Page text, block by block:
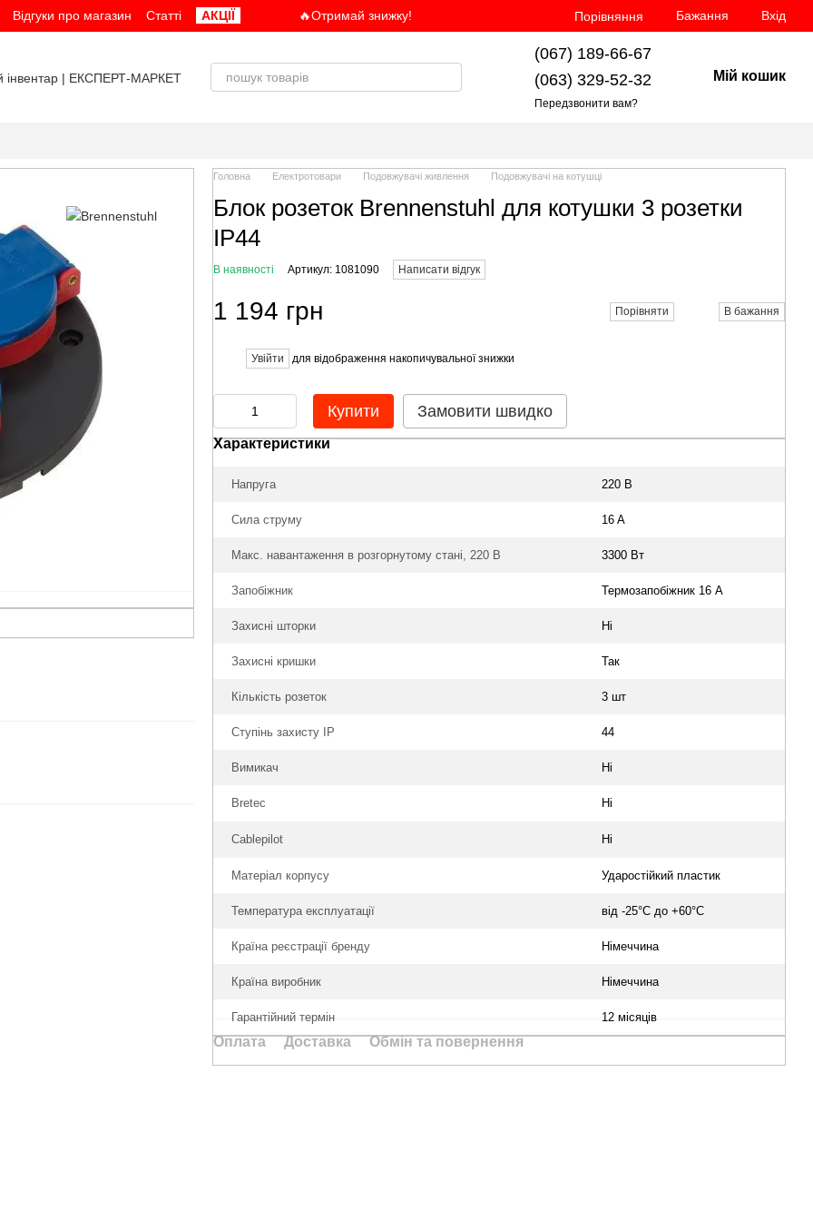
Відгуки про магазин Статті АКЦІЇ 🔥Отримай знижку! Порівняння Бажання Вхід
(067) 189-66-67
(063) 329-52-32
Передзвонити вам?
Мій кошик
Головна Електротовари Подовжувачі живлення Подовжувачі на котушці
Блок розеток Brennenstuhl для котушки 3 розетки
IP44
В наявності Артикул: 1081090 Написати відгук
1 194 грн Порівняти В бажання
Увійти для відображення накопичувальної знижки
Купити Замовити швидко
Характеристики
Напруга 220 В
Сила струму 16 A
Макс. навантаження в розгорнутому стані, 220 В 3300 Вт
Запобіжник Термозапобіжник 16 А
Захисні шторки Ні
Захисні кришки Так
Кількість розеток 3 шт
Ступінь захисту IP 44
Вимикач Ні
Bretec Ні
Cablepilot Ні
Матерiал корпусу Ударостійкий пластик
Температура експлуатації від -25°С до +60°С
Країна реєстрації бренду Німеччина
Країна виробник Німеччина
Гарантійний термін 12 місяців
Оплата Доставка Обмін та повернення